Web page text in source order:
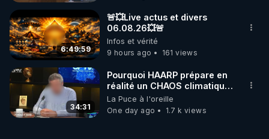
6:49:59
🚨💥Live actus et divers
06.08.26💥🚨
Infos et vérité
9 hours ago
161 views
34:31
Pourquoi HAARP prépare en
réalité un CHAOS climatique,
on répond
La Puce à l'oreille
One day ago
1.7 k views